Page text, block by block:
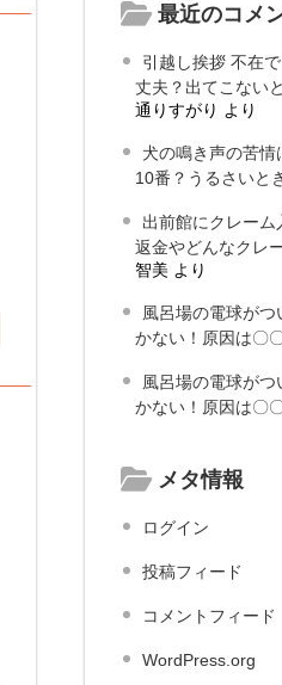
最近のコメ
引越し挨拶 不在
丈夫？出てこない
通りすがり より
犬の鳴き声の苦情
10番？うるさいと
出前館にクレーム
返金やどんなクレ
智美 より
風呂場の電球が
かない！原因は〇
風呂場の電球が
かない！原因は〇
メタ情報
ログイン
投稿フィード
コメントフィード
WordPress.org